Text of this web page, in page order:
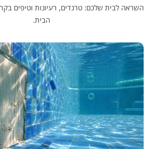
השראה לבית שלכם: טרנדים, רעיונות וטיפים
הבית.